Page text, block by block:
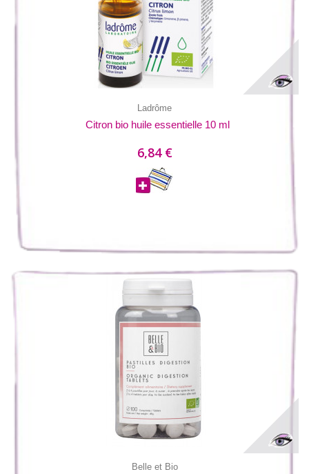
Ladrôme
Citron bio huile essentielle 10 ml
6,84 €
Belle et Bio